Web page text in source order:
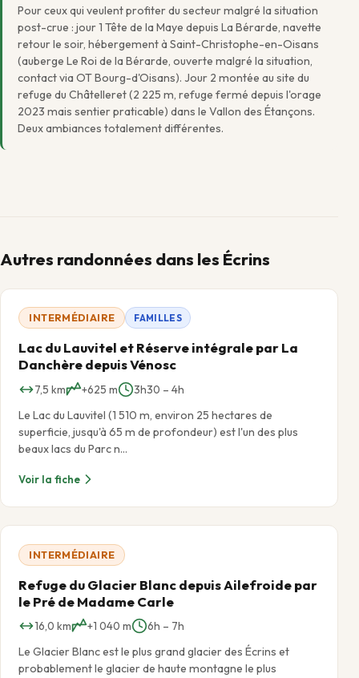
Pour ceux qui veulent profiter du secteur malgré la situation
post-crue : jour 1 Tête de la Maye depuis La Bérarde, navette
retour le soir, hébergement à Saint-Christophe-en-Oisans
(auberge Le Roi de la Bérarde, ouverte malgré la situation,
contact via OT Bourg-d'Oisans). Jour 2 montée au site du
refuge du Châtelleret (2 225 m, refuge fermé depuis l'orage
2023 mais sentier praticable) dans le Vallon des Étançons.
Deux ambiances totalement différentes.
Autres randonnées dans les Écrins
INTERMÉDIAIRE FAMILLES
Lac du Lauvitel et Réserve intégrale par La
Danchère depuis Vénosc
7,5 km +625 m
3h30 – 4h
Le Lac du Lauvitel (1 510 m, environ 25 hectares de
superficie, jusqu'à 65 m de profondeur) est l'un des plus
beaux lacs du Parc n…
Voir la fiche
INTERMÉDIAIRE
Refuge du Glacier Blanc depuis Ailefroide par
le Pré de Madame Carle
16,0 km +1 040 m
6h – 7h
Le Glacier Blanc est le plus grand glacier des Écrins et
probablement le glacier de haute montagne le plus